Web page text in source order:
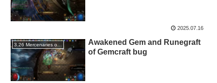
2025.07.16
3.26 Mercenaries of Trarthus
Awakened Gem and Runegraft
of Gemcraft bug